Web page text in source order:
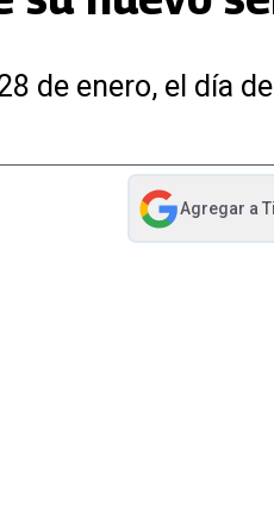
de enero, el día
Agregar a
abre en nueva